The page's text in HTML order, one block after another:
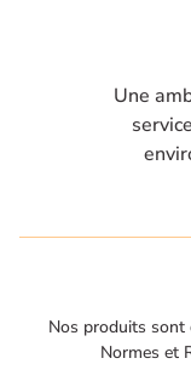
Une
Nos produits sont
Normes et